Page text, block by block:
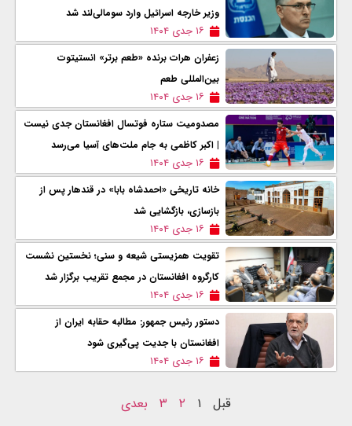
وزیر خارجه اسرائیل وارد سومالی‌لند شد
۱۶ جدی ۱۴۰۴
زعفران هرات برنده «طعم برتر» انستیتوت
بین‌المللی طعم
۱۶ جدی ۱۴۰۴
مصدومیت ستاره فوتسال افغانستان جدی نیست
| اکبر کاظمی به جام ملت‌های آسیا می‌رسد
۱۶ جدی ۱۴۰۴
خانه تاریخی «احمدشاه بابا» در قندهار پس از
بازسازی، بازگشایی شد
۱۶ جدی ۱۴۰۴
تقویت همزیستی شیعه و سنی؛ نخستین نشست
کارگروه افغانستان در مجمع تقریب برگزار شد
۱۶ جدی ۱۴۰۴
دستور رئیس جمهور: مطالبه حقابه ایران از
افغانستان با جدیت پی‌گیری شود
۱۶ جدی ۱۴۰۴
قبل ۱ ۲ ۳ بعدی